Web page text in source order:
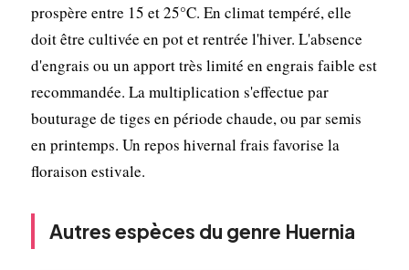
prospère entre 15 et 25°C. En climat tempéré, elle
doit être cultivée en pot et rentrée l'hiver. L'absence
d'engrais ou un apport très limité en engrais faible est
recommandée. La multiplication s'effectue par
bouturage de tiges en période chaude, ou par semis
en printemps. Un repos hivernal frais favorise la
floraison estivale.
Autres espèces du genre Huernia